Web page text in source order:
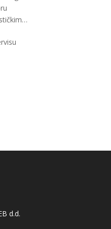
d.d.